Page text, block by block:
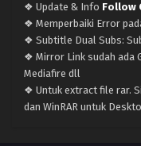
❖ Update & Info Follow
❖ Memperbaiki Error
❖ Subtitle Dual Subs:
❖ Mirror Link sudah ada
Mediafire dll
❖ Untuk extract file rar.
dan WinRAR untuk